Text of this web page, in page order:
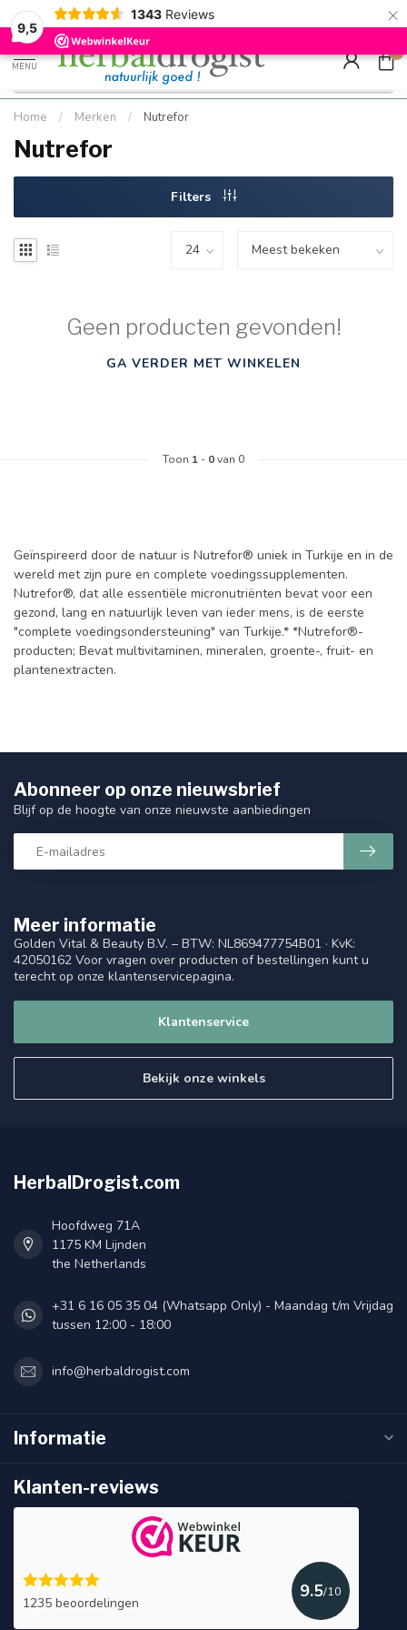
9,5
1343 Reviews ×
Kostenloser DE-Versand ab Mindestbestellwert |
Schnell geliefert
Minimum
Hızlı
MENU
0
Home / Merken / Nutrefor
Nutrefor
Filters
Geen producten gevonden!
GA VERDER MET WINKELEN
Toon 1 - 0van 0
Geïnspireerd door de natuur is Nutrefor® uniek in Turkije en in de
wereld met zijn pure en complete voedingssupplementen.
Nutrefor®, dat alle essentiële micronutriënten bevat voor een
gezond, lang en natuurlijk leven van ieder mens, is de eerste
"complete voedingsondersteuning" van Turkije.* *Nutrefor®-
producten; Bevat multivitaminen, mineralen, groente-, fruit- en
plantenextracten.
Meer informatie
Golden Vital & Beauty B.V. – BTW: NL869477754B01 · KvK:
42050162 Voor vragen over producten of bestellingen kunt u
terecht op onze klantenservicepagina.
Klantenservice
Bekijk onze winkels
Abonneer op onze nieuwsbrief
Blijf op de hoogte van onze nieuwste aanbiedingen
HerbalDrogist.com
Hoofdweg 71A
1175 KM Lijnden
the Netherlands
+31 6 16 05 35 04 (Whatsapp Only) - Maandag t/m Vrijdag
tussen 12:00 - 18:00
info@herbaldrogist.com
Informatie
Klanten-reviews
1235 beoordelingen
9.5/10